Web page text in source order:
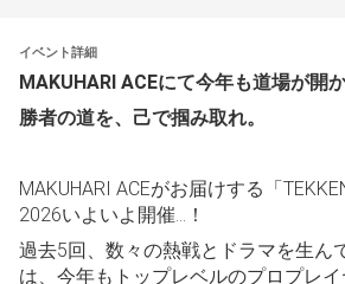
イベント詳細
MAKUHARI ACEにて今年も道場が開か
勝者の道を、己で掴み取れ。
MAKUHARI ACEがお届けする「
2026いよいよ開催…！
過去5回、数々の熱戦とドラマを生ん
は、今年もトップレベルのプロプレ